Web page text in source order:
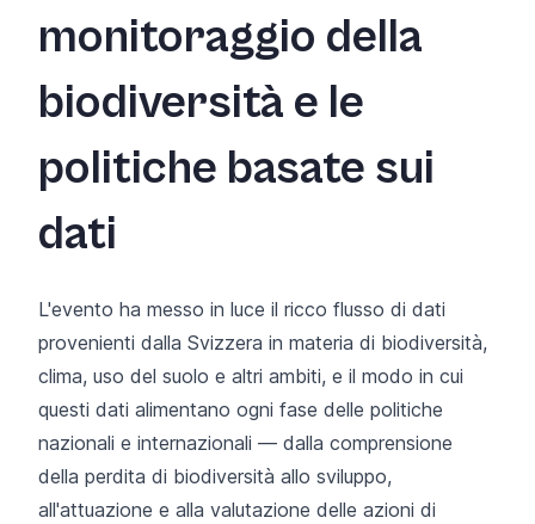
monitoraggio della
biodiversità e le
politiche basate sui
dati
L'evento ha messo in luce il ricco flusso di dati
provenienti dalla Svizzera in materia di biodiversità,
clima, uso del suolo e altri ambiti, e il modo in cui
questi dati alimentano ogni fase delle politiche
nazionali e internazionali — dalla comprensione
della perdita di biodiversità allo sviluppo,
all'attuazione e alla valutazione delle azioni di